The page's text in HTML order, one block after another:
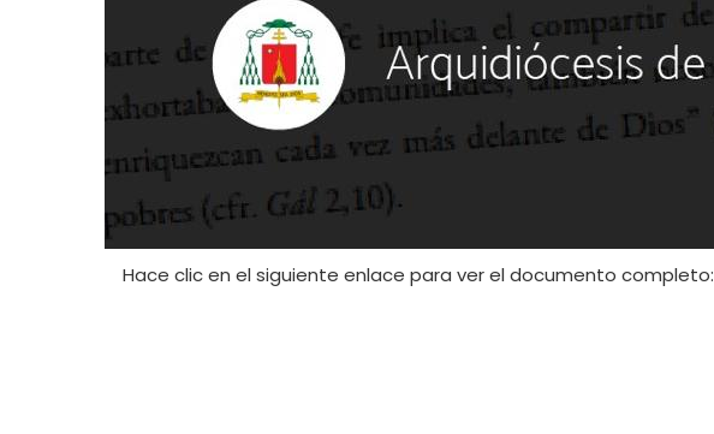
Hace clic en el siguiente enlace para ver el documento completo: